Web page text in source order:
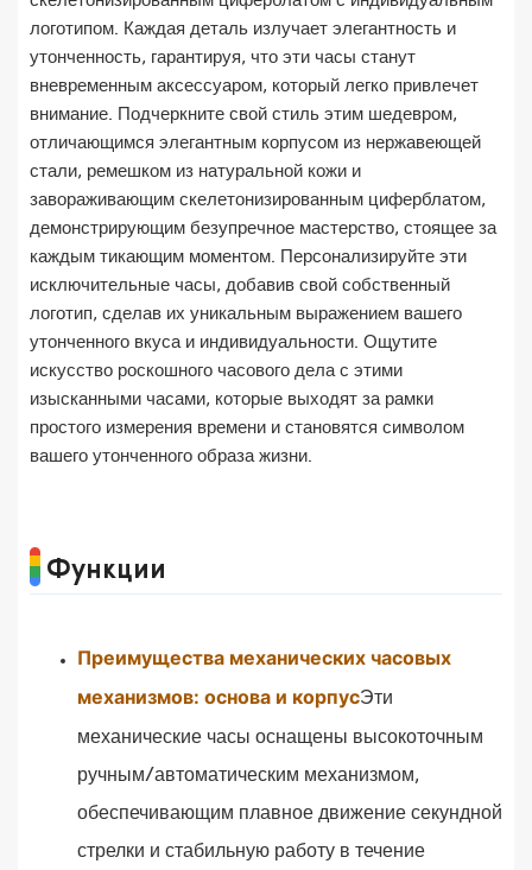
логотипом. Каждая деталь излучает элегантность и
утонченность, гарантируя, что эти часы станут
вневременным аксессуаром, который легко привлечет
внимание. Подчеркните свой стиль этим шедевром,
отличающимся элегантным корпусом из нержавеющей
стали, ремешком из натуральной кожи и
завораживающим скелетонизированным циферблатом,
демонстрирующим безупречное мастерство, стоящее за
каждым тикающим моментом. Персонализируйте эти
исключительные часы, добавив свой собственный
логотип, сделав их уникальным выражением вашего
утонченного вкуса и индивидуальности. Ощутите
искусство роскошного часового дела с этими
изысканными часами, которые выходят за рамки
простого измерения времени и становятся символом
вашего утонченного образа жизни.
Функции
Преимущества механических часовых
механизмов: основа и корпусЭти
механические часы оснащены высокоточным
ручным/автоматическим механизмом,
обеспечивающим плавное движение секундной
стрелки и стабильную работу в течение